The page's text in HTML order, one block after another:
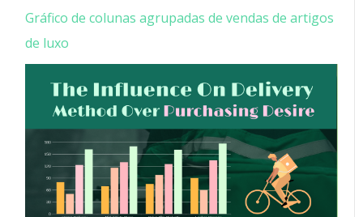
Gráfico de colunas agrupadas de vendas de artigos
de luxo